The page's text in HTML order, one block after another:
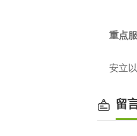
重点
安立
留